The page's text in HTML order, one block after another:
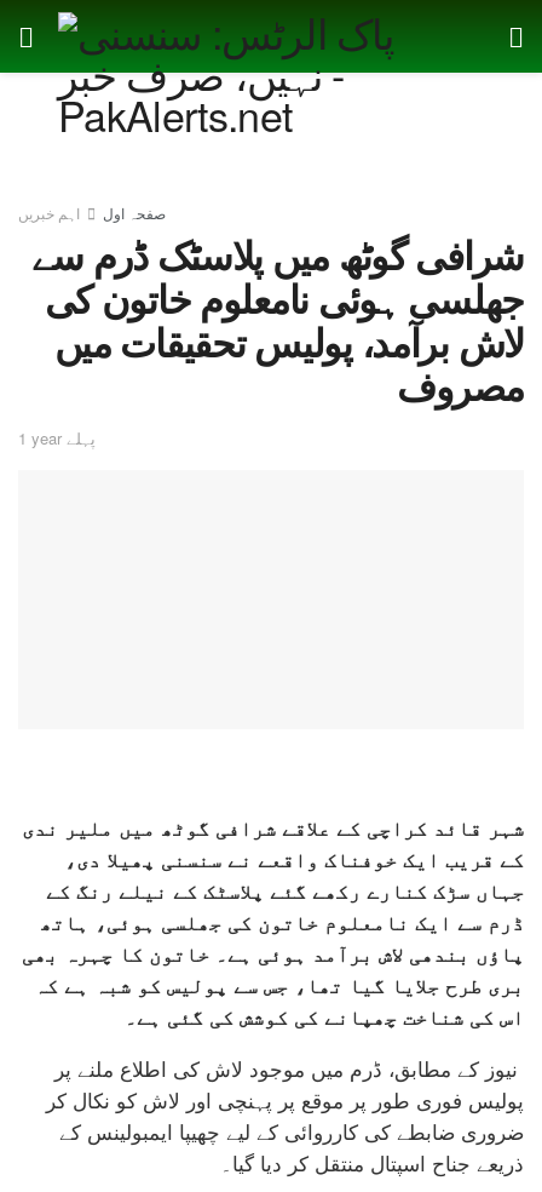
صفحہ اول اہم خبریں
شرافی گوٹھ میں پلاسٹک ڈرم سے
جھلسی ہوئی نامعلوم خاتون کی
لاش برآمد، پولیس تحقیقات میں
مصروف
1 year پہلے
شہر قائد کراچی کے علاقے شرافی گوٹھ میں ملیر ندی
کے قریب ایک خوفناک واقعے نے سنسنی پھیلا دی،
جہاں سڑک کنارے رکھے گئے پلاسٹک کے نیلے رنگ کے
ڈرم سے ایک نامعلوم خاتون کی جھلسی ہوئی، ہاتھ
پاؤں بندھی لاش برآمد ہوئی ہے۔ خاتون کا چہرہ بھی
بری طرح جلایا گیا تھا، جس سے پولیس کو شبہ ہے کہ
اس کی شناخت چھپانے کی کوشش کی گئی ہے۔
نیوز کے مطابق، ڈرم میں موجود لاش کی اطلاع ملنے پر
پولیس فوری طور پر موقع پر پہنچی اور لاش کو نکال کر
ضروری ضابطے کی کارروائی کے لیے چھیپا ایمبولینس کے
ذریعے جناح اسپتال منتقل کر دیا گیا۔